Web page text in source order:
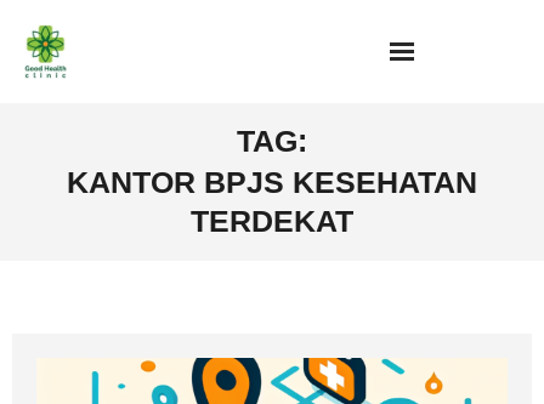
content
TAG:
KANTOR BPJS KESEHATAN
TERDEKAT